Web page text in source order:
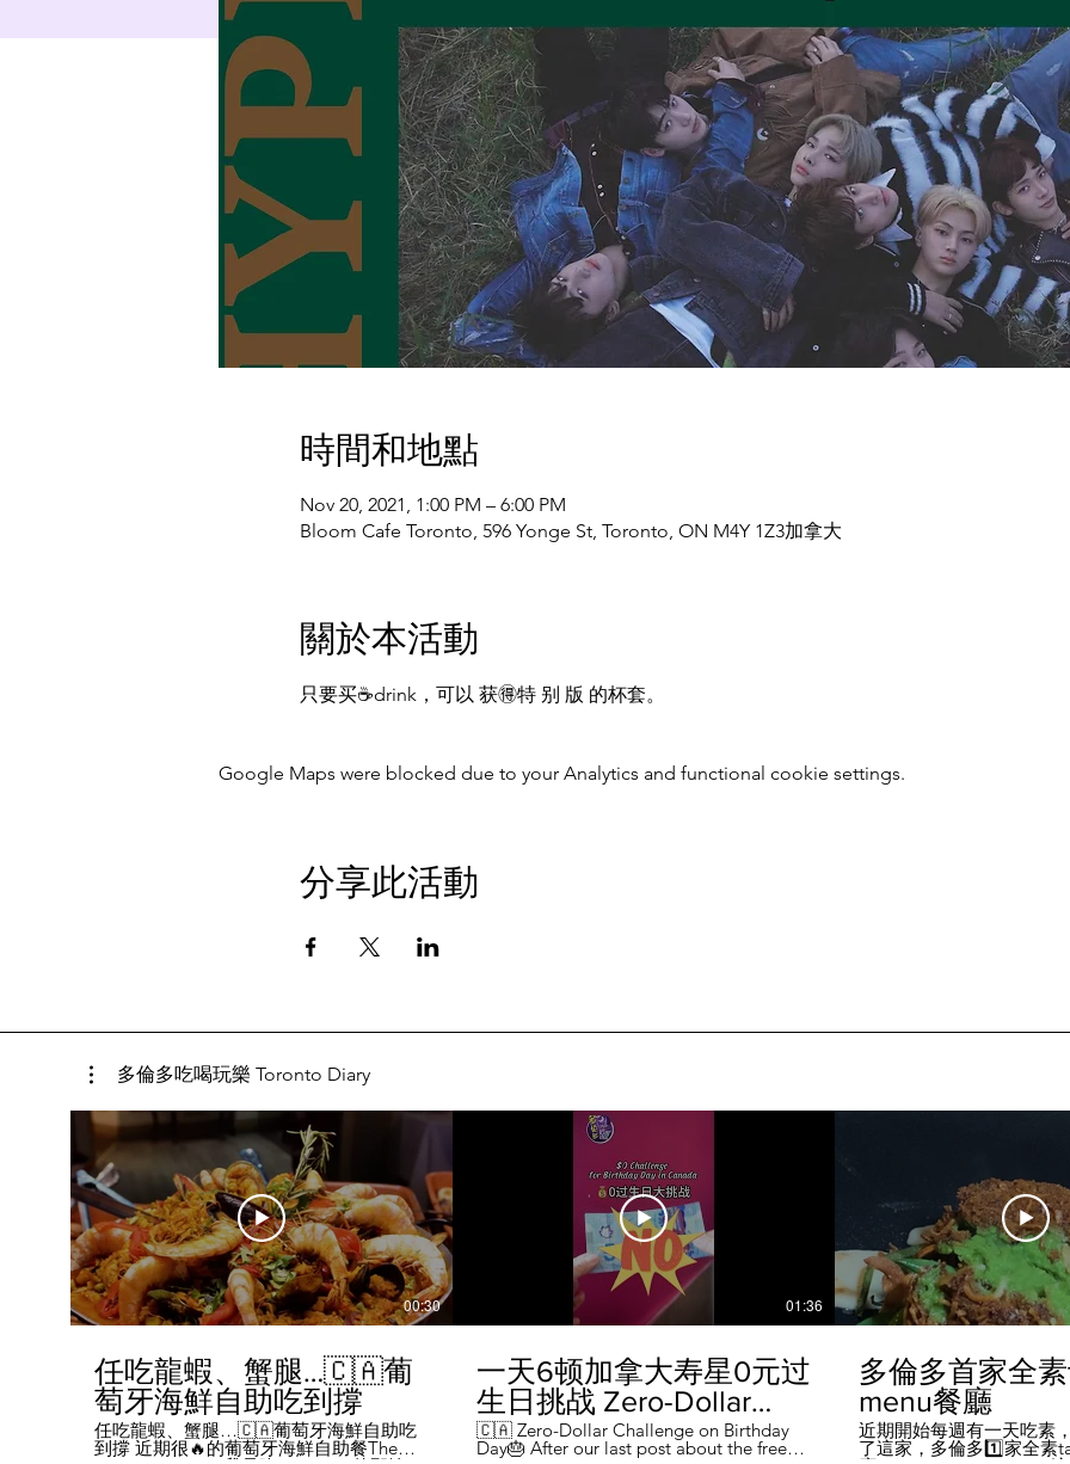
時間和地點
Nov 20, 2021, 1:00 PM – 6:00 PM
Bloom Cafe Toronto, 596 Yonge St, Toronto, ON M4Y 1Z3加拿大
關於本活動
只要买☕️drink，可以 获🉐️特 别 版 的杯套。
Google Maps were blocked due to your Analytics and functional cookie settings.
分享此活動
多倫多吃喝玩樂 Toronto Diary
00:30
任吃龍蝦、蟹腿…🇨🇦葡
萄牙海鮮自助吃到撐
任吃龍蝦、蟹腿…🇨🇦葡萄牙海鮮自助吃
到撐 近期很🔥的葡萄牙海鮮自助餐The
01:36
一天6顿加拿大寿星0元过
生日挑战 Zero-Dollar
Challenge on Birthday
🇨🇦 Zero-Dollar Challenge on Birthday
Day🎂 After our last post about the free
多倫多首家全
menu餐廳
近期開始每週有一天吃素
了這家，多倫多1️⃣家全素